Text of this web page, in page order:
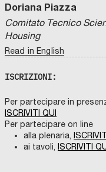
Doriana Piazza
Comitato Tecnico
Housing
Read in English
ISCRIZIONI:
Per partecipare in
ISCRIVITI QUI
Per partecipare on line
alla plenaria,
ai tavoli, ISCRIVITI